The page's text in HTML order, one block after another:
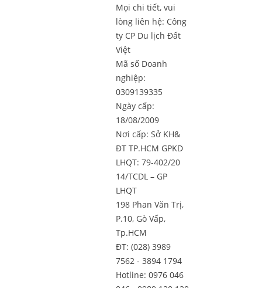
Mọi chi tiết, vui
lòng liên hệ: Công
ty CP Du lịch Đất
Việt
Mã số Doanh
nghiệp:
0309139335
Ngày cấp:
18/08/2009
Nơi cấp: Sở KH&
ĐT TP.HCM GPKD
LHQT: 79-402/20
14/TCDL – GP
LHQT
198 Phan Văn Trị,
P.10, Gò Vấp,
Tp.HCM
ĐT: (028) 3989
7562 - 3894 1794
Hotline: 0976 046